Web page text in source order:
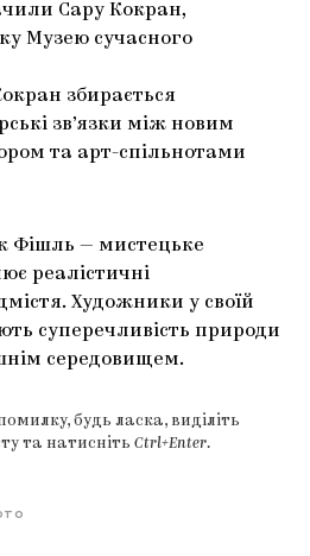
Сару Кокран,
Музею сучасного
збирається
зв’язки між новим
та арт-спільнотами
Фішль — мистецьке
реалістичні
Художники у своїй
суперечливість природи
середовищем.
будь ласка, виділіть
та натисніть Ctrl+Enter.